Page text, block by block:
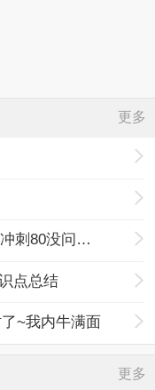
更多
最强政治结构图！五天全部背熟！冲刺80没问题！
点总结
~我内牛满面
更多